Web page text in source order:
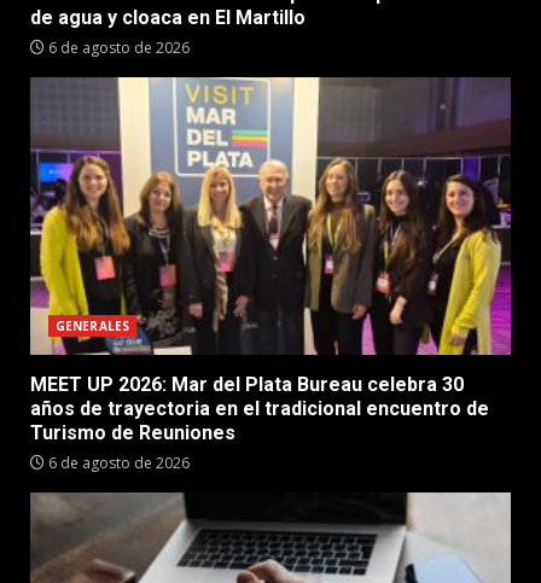
de agua y cloaca en El Martillo
6 de agosto de 2026
GENERALES
MEET UP 2026: Mar del Plata Bureau celebra 30
años de trayectoria en el tradicional encuentro de
Turismo de Reuniones
6 de agosto de 2026